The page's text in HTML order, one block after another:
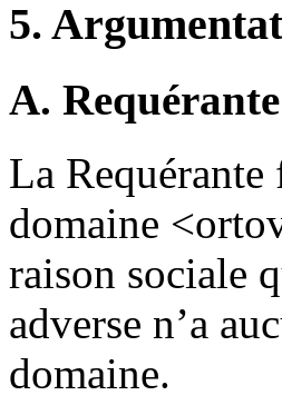
5.
A. Requérante
La
domaine
raison sociale
adverse n’a
domaine.